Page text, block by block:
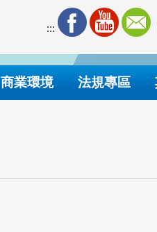
:::
商業環境 法規專區